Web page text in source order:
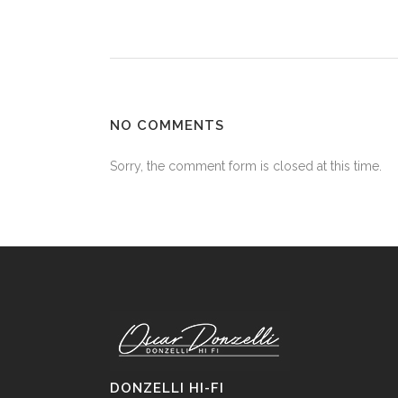
NO COMMENTS
Sorry, the comment form is closed at this time.
DONZELLI HI-FI